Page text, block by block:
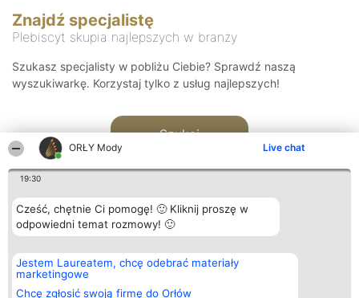
ORŁY Mody Live chat
19:30
Cześć, chętnie Ci pomogę! 🙂 Kliknij proszę w
odpowiedni temat rozmowy! 🙂
Jestem Laureatem, chcę odebrać materiały
marketingowe
Chcę zgłosić swoją firmę do Orłów
Znajdź specjalistę
Plebiscyt skupia najlepszych w branży
Szukasz specjalisty w pobliżu Ciebie? Sprawdź naszą
wyszukiwarkę. Korzystaj tylko z usług najlepszych!
Szukaj
Organizator plebiscytu
Bright Side Solutions sp. z o.
o. sp. k.
ul. Ruska 22
Plebiscyt
Laureaci
wszystkich
Kontakt
Kontakt